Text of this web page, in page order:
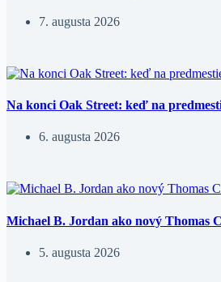
7. augusta 2026
Na konci Oak Street: keď na
6. augusta 2026
Michael B. Jordan ako nový Thomas
5. augusta 2026